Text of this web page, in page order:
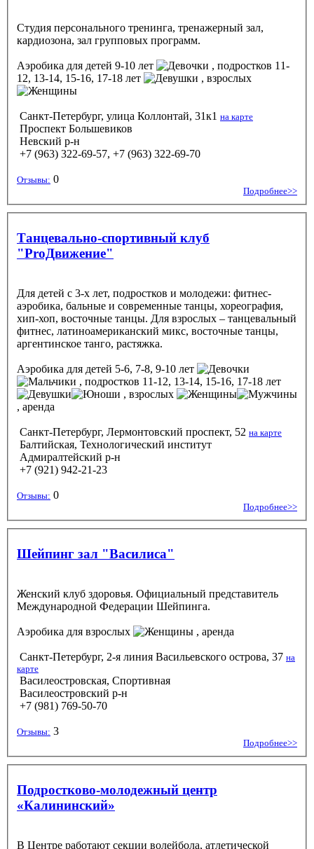
Студия персонального тренинга, тренажерный зал,
кардиозона, зал групповых программ.
Аэробика для детей 9-10 лет
, подростков 11-
12, 13-14, 15-16, 17-18 лет
, взрослых
Санкт-Петербург, улица Коллонтай, 31к1 на карте
Проспект Большевиков
Невский р-н
+7 (963) 322-69-57, +7 (963) 322-69-70
Отзывы: 0
Подробнее>>
Танцевально-спортивный клуб
"ProДвижение"
Для детей с 3-х лет, подростков и молодежи: фитнес-
аэробика, бальные и современные танцы, хореография,
хип-хоп, восточные танцы. Для взрослых – танцевальный
фитнес, латиноамериканский микс, восточные танцы,
аргентинское танго, растяжка.
Аэробика для детей 5-6, 7-8, 9-10 лет
, подростков 11-12, 13-14, 15-16, 17-18 лет
, взрослых
, аренда
Санкт-Петербург, Лермонтовский проспект, 52 на карте
Балтийская, Технологический институт
Адмиралтейский р-н
+7 (921) 942-21-23
Отзывы: 0
Подробнее>>
Шейпинг зал "Василиса"
Женский клуб здоровья. Официальный представитель
Международной Федерации Шейпинга.
Аэробика для взрослых , аренда
Санкт-Петербург, 2-я линия Васильевского острова, 37 на
карте
Василеостровская, Спортивная
Василеостровский р-н
+7 (981) 769-50-70
Отзывы: 3
Подробнее>>
Подростково-молодежный центр
«Калининский»
В Центре работают секции волейбола, атлетической